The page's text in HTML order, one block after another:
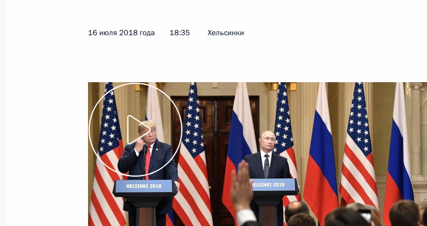
20 июля 2018 года, 14:00
19 июля 2018 года, четверг
Совещание с постоянными членами Совета Безопасности
19 июля 2018 года, 17:00 Москва, Кремль
Совещание послов и постоянных представителей России
19 июля 2018 года, 14:10 Москва
16 июля 2018 года 18:35 Хельсинки